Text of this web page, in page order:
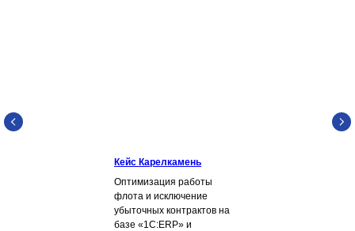
Кейс Карелкамень
Оптимизация работы
флота и исключение
убыточных контрактов на
базе «1С:ERP» и